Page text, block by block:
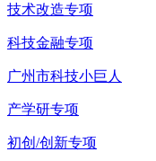
技术改造专项
科技金融专项
广州市科技小巨人
产学研专项
初创/创新专项